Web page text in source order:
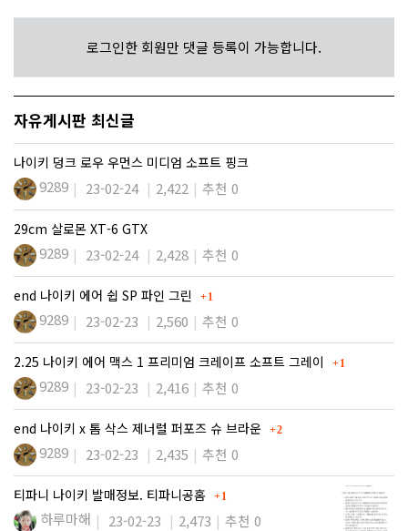
로그인한 회원만 댓글 등록이 가능합니다.
자유게시판 최신글
나이키 덩크 로우 우먼스 미디엄 소프트 핑크
9289 23-02-24 2,422 추천 0
29cm 살로몬 XT-6 GTX
9289 23-02-24 2,428 추천 0
end 나이키 에어 쉽 SP 파인 그린 댓글
1
9289 23-02-23 2,560 추천 0
2.25 나이키 에어 맥스 1 프리미엄 크레이프 소프트 그레이 댓글
1
9289 23-02-23 2,416 추천 0
end 나이키 x 톰 삭스 제너럴 퍼포즈 슈 브라운 댓글
2
9289 23-02-23 2,435 추천 0
티파니 나이키 발매정보. 티파니공홈 댓글
1
하루마해 23-02-23 2,473 추천 0